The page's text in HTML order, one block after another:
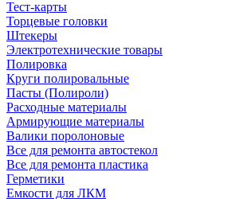
Тест-карты
Торцевые головки
Штекеры
Электротехнические товары
Полировка
Круги полировальные
Пасты (Полироли)
Расходные материалы
Армирующие материалы
Валики поролоновые
Все для ремонта автостекол
Все для ремонта пластика
Герметики
Емкости для ЛКМ